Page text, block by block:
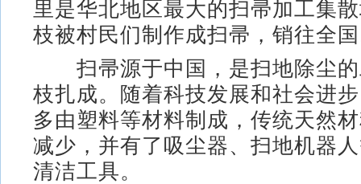
里是华北地区最大的扫帚加工集
枝被村民们制作成扫帚，销往全
扫帚源于中国，是扫地除尘的
枝扎成。随着科技发展和社会进
多由塑料等材料制成，传统天然
减少，并有了吸尘器、扫地机器
清洁工具。